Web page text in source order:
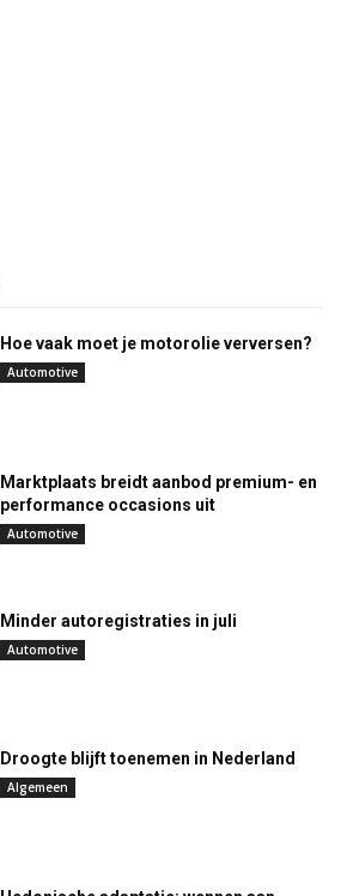
Hoe vaak moet je motorolie verversen?
Automotive
Marktplaats breidt aanbod premium- en
performance occasions uit
Automotive
Minder autoregistraties in juli
Automotive
Droogte blijft toenemen in Nederland
Algemeen